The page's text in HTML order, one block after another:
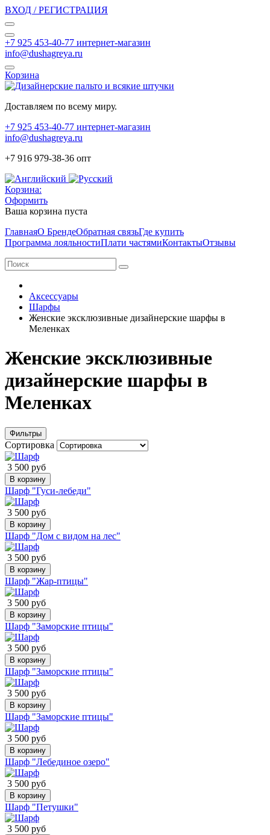
ВХОД / РЕГИСТРАЦИЯ
+7 925 453-40-77 интернет-магазин
info@dushagreya.ru
Корзина
Доставляем по всему миру.
+7 925 453-40-77 интернет-магазин
info@dushagreya.ru
+7 916 979-38-36 опт
Корзина:
Оформить
Ваша корзина пуста
ГлавнаяО БрендеОбратная связьГде купить
Программа лояльностиПлати частямиКонтактыОтзывы
Аксессуары
Шарфы
Женские эксклюзивные дизайнерские шарфы в
Меленках
Женские эксклюзивные
дизайнерские шарфы в
Меленках
Фильтры
Сортировка
3 500 руб
В корзину
Шарф "Гуси-лебеди"
3 500 руб
В корзину
Шарф "Дом с видом на лес"
3 500 руб
В корзину
Шарф "Жар-птицы"
3 500 руб
В корзину
Шарф "Заморские птицы"
3 500 руб
В корзину
Шарф "Заморские птицы"
3 500 руб
В корзину
Шарф "Заморские птицы"
3 500 руб
В корзину
Шарф "Лебединое озеро"
3 500 руб
В корзину
Шарф "Петушки"
3 500 руб